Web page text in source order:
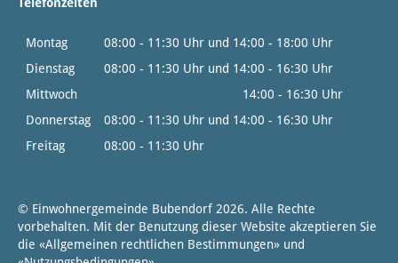
Montag
08:00 - 11:30 Uhr und 14:00 - 18:00 Uhr
Dienstag
08:00 - 11:30 Uhr und 14:00 - 16:30 Uhr
Mittwoch
14:00 - 16:30 Uhr
Donnerstag
08:00 - 11:30 Uhr und 14:00 - 16:30 Uhr
Freitag
08:00 - 11:30 Uhr
© Einwohnergemeinde Bubendorf 2026. Alle Rechte
vorbehalten. Mit der Benutzung dieser Website akzeptieren Sie
die «Allgemeinen rechtlichen Bestimmungen» und